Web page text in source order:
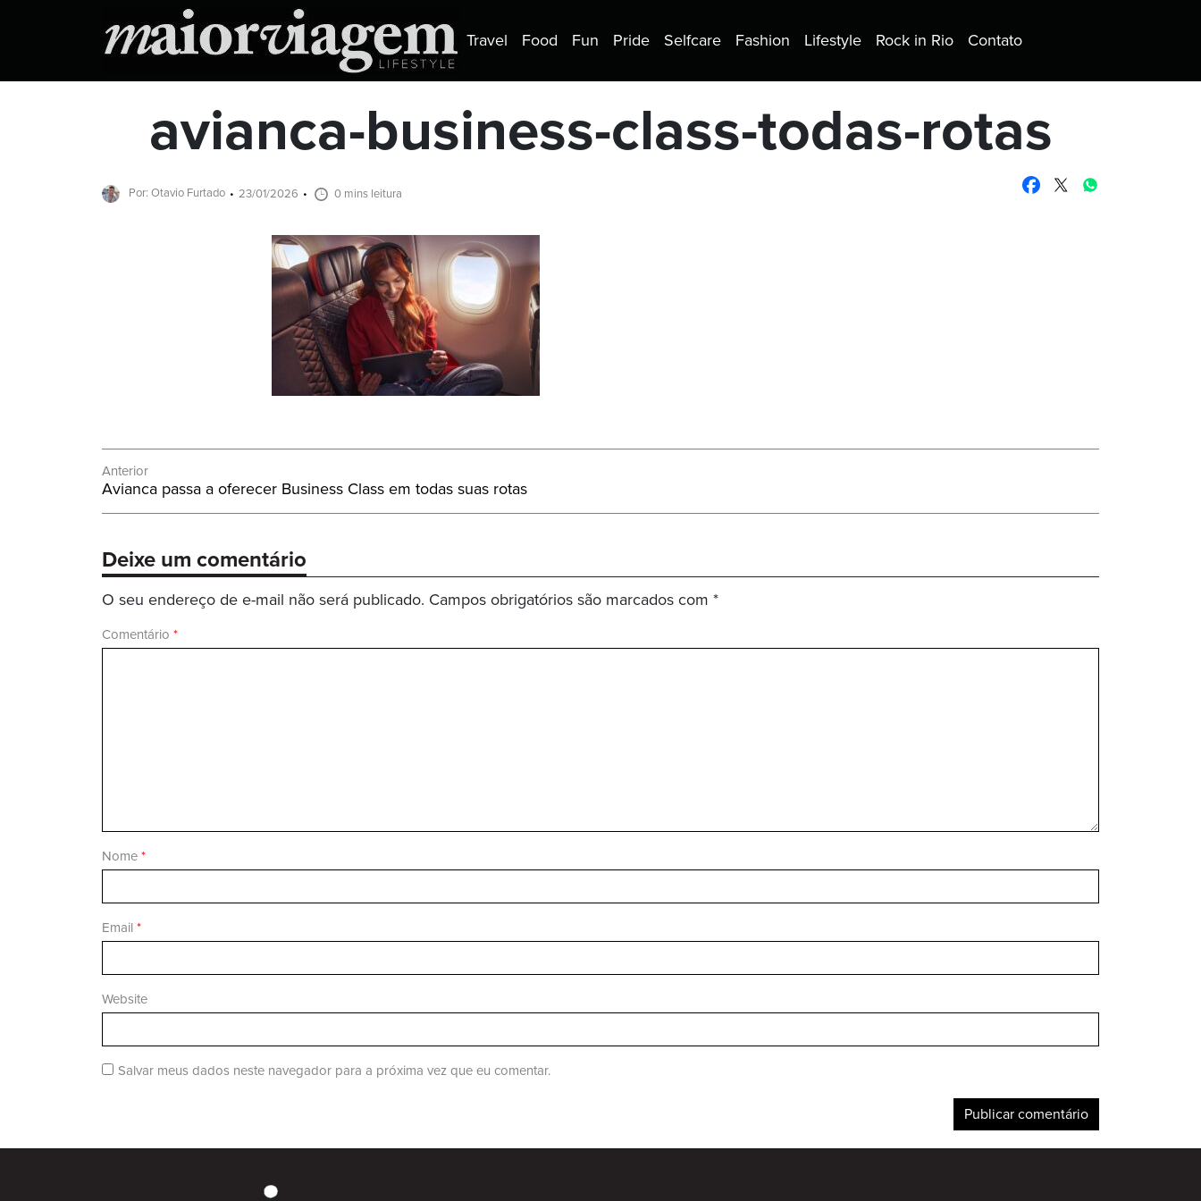
Travel Food Fun Pride Selfcare Fashion Lifestyle Rock in Rio Contato
avianca-business-class-todas-rotas
Por: Otavio Furtado 23/01/2026 0 mins leitura
Navegação
de
Anterior
Post
Anterior:
Avianca passa a oferecer Business Class em todas suas rotas
Deixe um comentário
O seu endereço de e-mail não será publicado. Campos obrigatórios são marcados com *
Comentário *
Nome *
Email *
Website
Salvar meus dados neste navegador para a próxima vez que eu comentar.